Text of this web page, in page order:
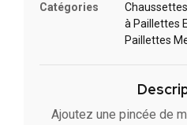
Catégories
à Paillettes
Paillettes
Ajoutez une pincée de